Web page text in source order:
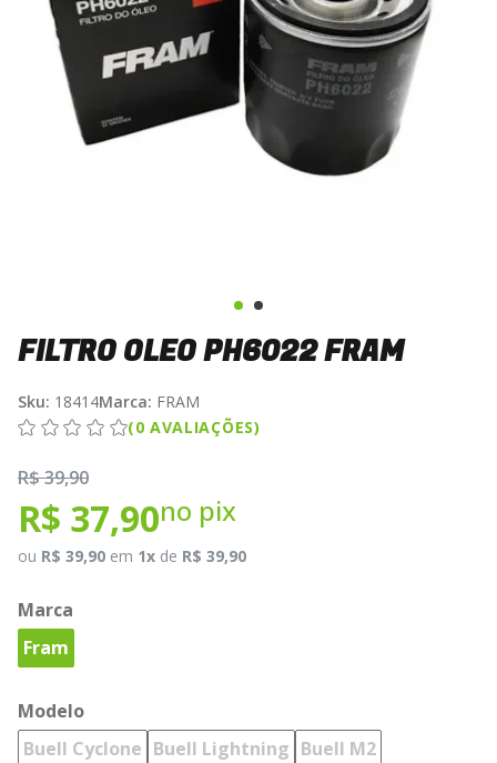
FILTRO OLEO PH6022 FRAM
Sku: 18414Marca: FRAM
(0 AVALIAÇÕES)
R$ 39,90
R$ 37,90no pix
ou R$ 39,90 em 1x de R$ 39,90
Marca
Fram
Modelo
Buell Cyclone Buell Lightning Buell M2